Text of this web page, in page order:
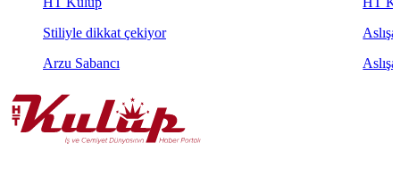
Stiliyle dikkat çekiyor
Arzu Sabancı